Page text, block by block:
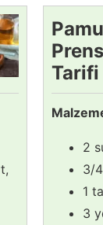
Tarifi
2
3/
1
3